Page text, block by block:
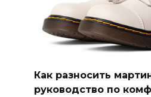
Как разносить
руководство по